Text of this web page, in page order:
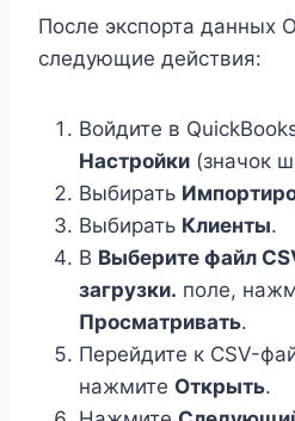
После экспорта данных
следующие действия:
Войдите в
Настройки (значок
Выбирать
Выбирать Клиенты.
В Выберите файл
загрузки. поле,
Просматривать.
Перейдите к CSV-
нажмите Открыть.